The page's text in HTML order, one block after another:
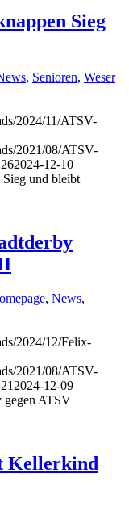
Sieg
, Senioren, Weser
2024/11/ATSV-
2021/08/ATSV-
2024-12-10
und bleibt
, News,
2024/12/Felix-
2021/08/ATSV-
2024-12-09
gegen ATSV
Kellerkind